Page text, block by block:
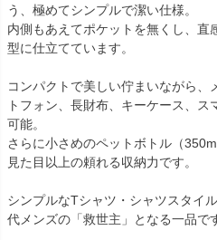
う、極めてシンプルで潔い仕様。
内側もあえてポケットを無くし、直
型に仕立てています。
コンパクトで美しい佇まいながら、
トフォン、長財布、キーケース、
可能。
さらに小さめのペットボトル（
見た目以上の頼れる収納力です。
シンプルなTシャツ・シャツスタイ
代メンズの「救世主」となる一品で